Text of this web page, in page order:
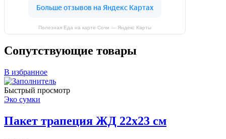
Полезная Еда на карте Сочи — Яндекс Карты
Сопутствующие товары
В избранное
Быстрый просмотр
Эко сумки
Пакет трапеция ЖД 22х23 см